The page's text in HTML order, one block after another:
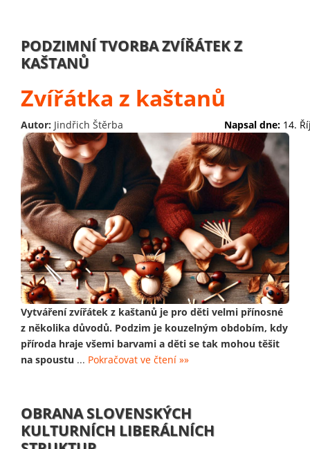
PODZIMNÍ TVORBA ZVÍŘÁTEK Z
KAŠTANŮ
Zvířátka z kaštanů
Autor: Jindřich Štěrba Napsal dne: 14.
Vytváření zvířátek z kaštanů je pro děti velmi přínosné
z několika důvodů. Podzim je kouzelným obdobím, kdy
příroda hraje všemi barvami a děti se tak mohou těšit
na spoustu ... Pokračovat ve čtení »»
OBRANA SLOVENSKÝCH
KULTURNÍCH LIBERÁLNÍCH